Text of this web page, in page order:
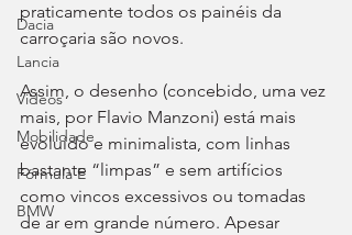
Dacia
Lancia
Videos
Mobilidade
Fórmula E
BMW
praticamente todos os painéis da
carroçaria são novos.
Assim, o desenho (concebido, uma vez
mais, por Flavio Manzoni) está mais
evoluído e minimalista, com linhas
bastante “limpas” e sem artifícios
como vincos excessivos ou tomadas
de ar em grande número. Apesar